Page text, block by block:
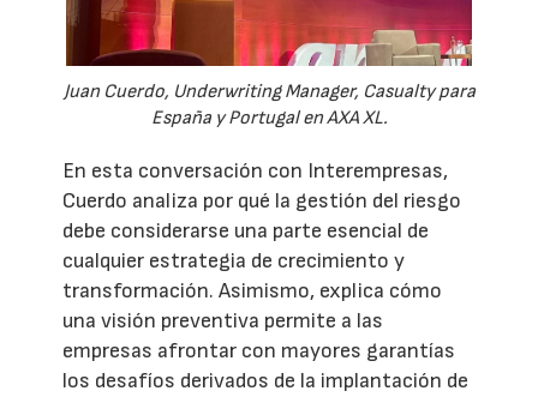
Juan Cuerdo, Underwriting Manager, Casualty para
España y Portugal en AXA XL.
En esta conversación con Interempresas,
Cuerdo analiza por qué la gestión del riesgo
debe considerarse una parte esencial de
cualquier estrategia de crecimiento y
transformación. Asimismo, explica cómo
una visión preventiva permite a las
empresas afrontar con mayores garantías
los desafíos derivados de la implantación de